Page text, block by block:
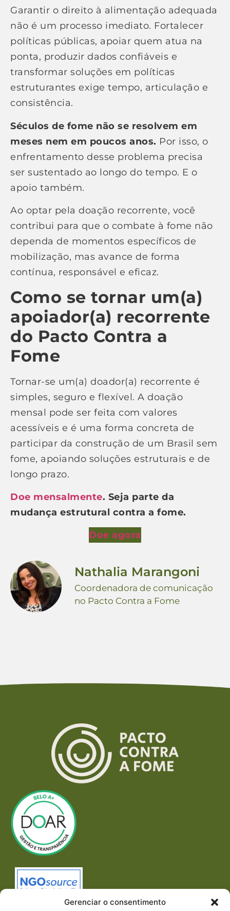
Gerenciar o consentimento
Garantir o direito à alimentação adequada
não é um processo imediato. Fortalecer
políticas públicas, apoiar quem atua na
ponta, produzir dados confiáveis e
transformar soluções em políticas
estruturantes exige tempo, articulação e
consistência.
Séculos de fome não se resolvem em
meses nem em poucos anos. Por isso, o
enfrentamento desse problema precisa
ser sustentado ao longo do tempo. E o
apoio também.
Ao optar pela doação recorrente, você
contribui para que o combate à fome não
dependa de momentos específicos de
mobilização, mas avance de forma
contínua, responsável e eficaz.
Como se tornar um(a)
apoiador(a) recorrente
do Pacto Contra a
Fome
Tornar-se um(a) doador(a) recorrente é
simples, seguro e flexível. A doação
mensal pode ser feita com valores
acessíveis e é uma forma concreta de
participar da construção de um Brasil sem
fome, apoiando soluções estruturais e de
longo prazo.
Doe mensalmente. Seja parte da
mudança estrutural contra a fome.
Doe agora
Nathalia Marangoni
Coordenadora de comunicação
no Pacto Contra a Fome